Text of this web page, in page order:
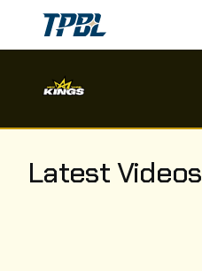
Latest Videos